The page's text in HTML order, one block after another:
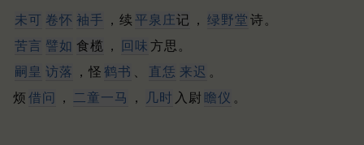
未可 卷怀 袖手 ，续平泉庄记 ， 绿野堂 诗。
苦言 譬如 食榄 ， 回味 方思。
嗣皇 访落 ，怪 鹤书 直恁 来迟 。
烦 借问 ， 二童一马 ， 几时 入尉 瞻仪 。